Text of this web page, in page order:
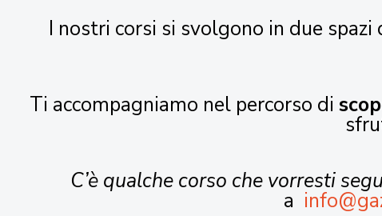
I nostri corsi si svolgono in due
Ti accompagniamo nel percorso di
C’è qualche corso che vorresti
a